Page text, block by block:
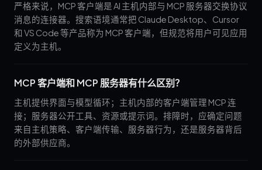
严格来说，MCP 客户端是 AI 主机内部与 MCP 服务器交换协议
消息的连接器。搜索语境通常把 Claude Desktop、Cursor
和 VS Code 等产品称为 MCP 客户端，但规范将用户可见应用
定义为主机。
MCP 客户端和 MCP 服务器有什么区别？
主机提供界面与模型循环；主机内部的客户端管理 MCP 连
接；服务器公开工具、资源或提示词。排障时，应确定问题
来自主机策略、客户端传输、服务器行为，还是服务器背后
的外部供应商。